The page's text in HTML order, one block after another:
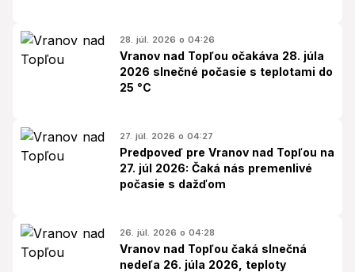
28. júl. 2026 o 04:26
Vranov nad Topľou očakáva 28. júla
2026 slnečné počasie s teplotami do
25 °C
27. júl. 2026 o 04:27
Predpoveď pre Vranov nad Topľou na
27. júl 2026: Čaká nás premenlivé
počasie s dažďom
26. júl. 2026 o 04:28
Vranov nad Topľou čaká slnečná
nedeľa 26. júla 2026, teploty